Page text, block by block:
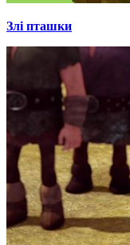
Злі пташки